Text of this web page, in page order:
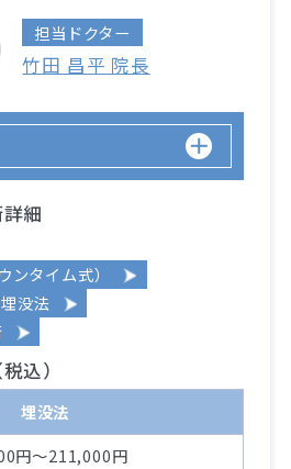
担当ドクター
竹田 昌平 院長
細
ンタイム式）
没法
込）
埋没法
円～211,000円